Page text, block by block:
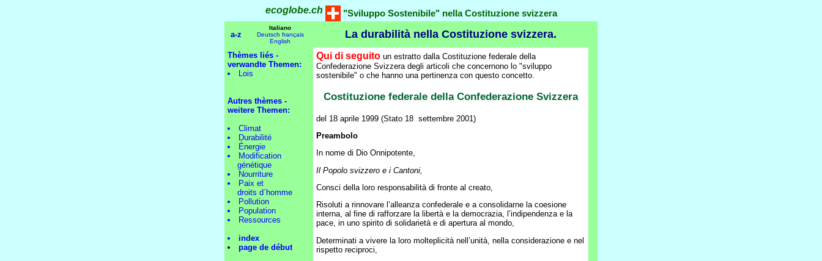
ecoglobe.ch "Sviluppo Sostenibile" nella Costituzione svizzera
a-z
Italiano
Deutsch français
English
La durabilità nella Costituzione svizzera.
Thèmes liés -
verwandte Themen:
Lois
Autres thèmes -
weitere Themen:
Climat
Durabilité
Énergie
Modification
génétique
Nourriture
Paix et
droits d´homme
Pollution
Population
Ressources
index
page de début
Qui di seguito un estratto dalla Costituzione federale della
Confederazione Svizzera degli articoli che concernono lo "sviluppo
sostenibile" o che hanno una pertinenza con questo concetto.
Costituzione federale della Confederazione Svizzera
del 18 aprile 1999 (Stato 18 settembre 2001)
Preambolo
In nome di Dio Onnipotente,
Il Popolo svizzero e i Cantoni,
Consci della loro responsabilità di fronte al creato,
Risoluti a rinnovare l’alleanza confederale e a consolidarne la coesione
interna, al fine di rafforzare la libertà e la democrazia, l’indipendenza e la
pace, in uno spirito di solidarietà e di apertura al mondo,
Determinati a vivere la loro molteplicità nell’unità, nella considerazione e nel
rispetto reciproci,